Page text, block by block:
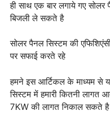
ही साथ एक बार लगाये गए
बिजली ले सकते है
सोलर पैनल सिस्टम की
पर सफाई करते रहे
हमने इस आर्टिकल के माध्यम से
सिस्टम में हमारी कितनी
7KW की लागत निकाल सकते है